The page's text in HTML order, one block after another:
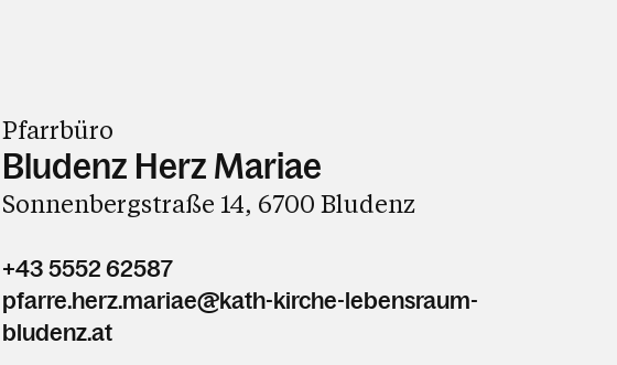
Pfarrbüro
Bludenz Herz Mariae
Sonnenbergstraße 14, 6700 Bludenz
+43 5552 62587
pfarre.herz.mariae@kath-kirche-lebensraum-
bludenz.at